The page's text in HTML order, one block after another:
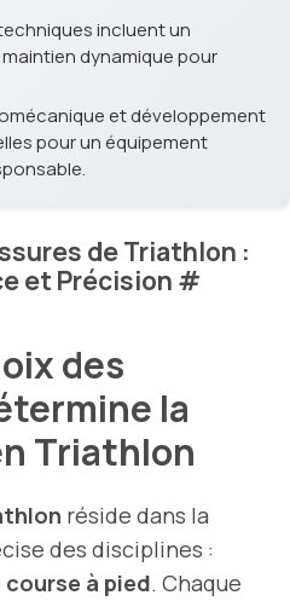
incluent un
dynamique pour
et développement
pour un équipement
de Triathlon :
et Précision #
des
la
Triathlon
réside dans la
des disciplines :
course à pied. Chaque